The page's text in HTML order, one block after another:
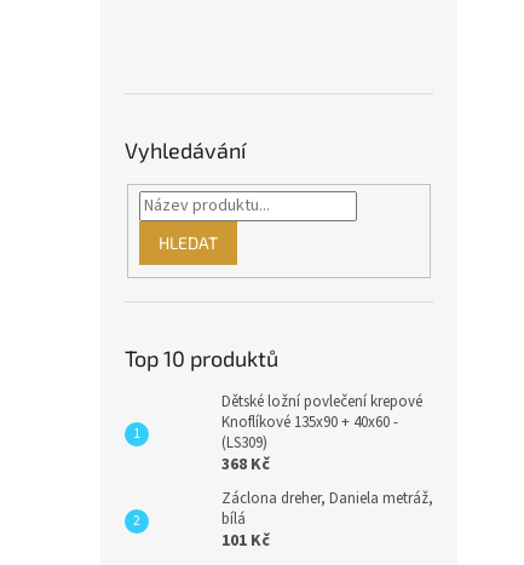
Vyhledávání
HLEDAT
Top 10 produktů
Dětské ložní povlečení krepové
Knoflíkové 135x90 + 40x60 -
(LS309)
368 Kč
Záclona dreher, Daniela metráž,
bílá
101 Kč